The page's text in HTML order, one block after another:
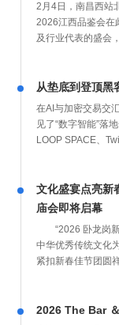
2月4日，南昌西站
2026江西品鉴会在
及行业代表的盛会
从垫底到登顶黑
在AI与加密交易交
见了“数字智能”落
LOOP SPACE、
文化盛宴点亮新
庙会即将启幕
“2026 卧龙岗新
中华优秀传统文化
紧扣新春佳节团圆
2026 The Bar